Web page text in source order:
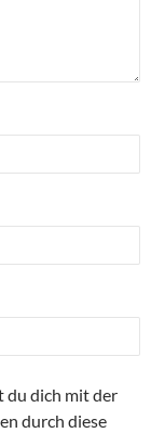
du dich mit der
durch diese